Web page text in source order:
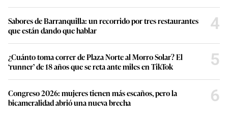
Sabores de Barranquilla: un recorrido por tres restaurantes
que están dando que hablar
4
¿Cuánto toma correr de Plaza Norte al Morro Solar? El
‘runner’ de 18 años que se reta ante miles en TikTok
5
Congreso 2026: mujeres tienen más escaños, pero la
bicameralidad abrió una nueva brecha
6